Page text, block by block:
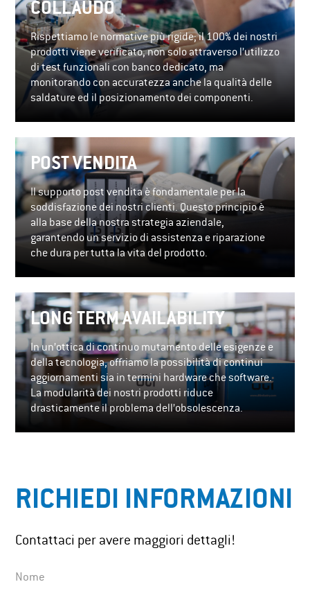
COLLAUDO
Rispettiamo le normative più rigide; il 100% dei nostri
prodotti viene verificato, non solo attraverso l’utilizzo
di test funzionali con banco dedicato, ma
monitorando con accuratezza anche la qualità delle
saldature ed il posizionamento dei componenti.
POST VENDITA
Il supporto post vendita è fondamentale per la
soddisfazione dei nostri clienti. Questo principio è
alla base della nostra strategia aziendale,
garantendo un servizio di assistenza e riparazione
che dura per tutta la vita del prodotto.
LONG TERM AVAILABILITY
In un’ottica di continuo mutamento delle esigenze e
della tecnologia, offriamo la possibilità di continui
aggiornamenti sia in termini hardware che software.
La modularità dei nostri prodotti riduce
drasticamente il problema dell’obsolescenza.
RICHIEDI INFORMAZIONI
Contattaci per avere maggiori dettagli!
Nome